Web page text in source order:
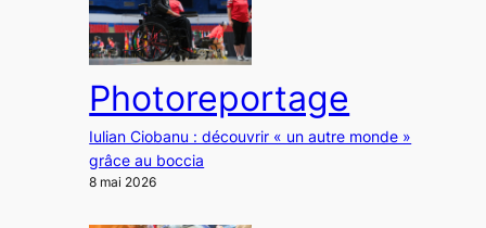
Photoreportage
Iulian Ciobanu : découvrir « un autre monde »
grâce au boccia
8 mai 2026